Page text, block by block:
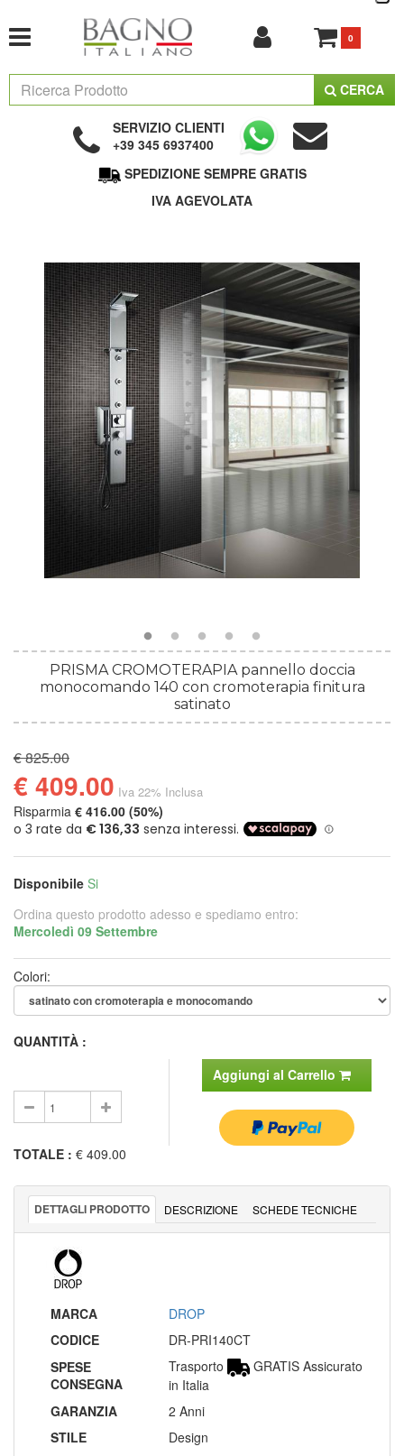
0
CERCA
SERVIZIO CLIENTI
+39 345 6937400
SPEDIZIONE SEMPRE GRATIS
IVA AGEVOLATA
PRISMA CROMOTERAPIA pannello doccia
monocomando 140 con cromoterapia finitura
satinato
€ 825.00
€ 409.00 Iva 22% Inclusa
Risparmia € 416.00 (50%)
Disponibile Si
Ordina questo prodotto adesso e spediamo entro:
Mercoledì 09 Settembre
Colori:
QUANTITÀ :
Aggiungi al Carrello
TOTALE : € 409.00
DETTAGLI PRODOTTO DESCRIZIONE SCHEDE TECNICHE
MARCA
DROP
CODICE
DR-PRI140CT
SPESE
CONSEGNA
Trasporto
GRATIS Assicurato
in Italia
GARANZIA
2 Anni
STILE
Design